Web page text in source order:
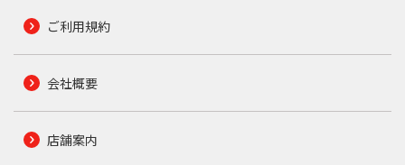
ご利用規約
会社概要
店舗案内